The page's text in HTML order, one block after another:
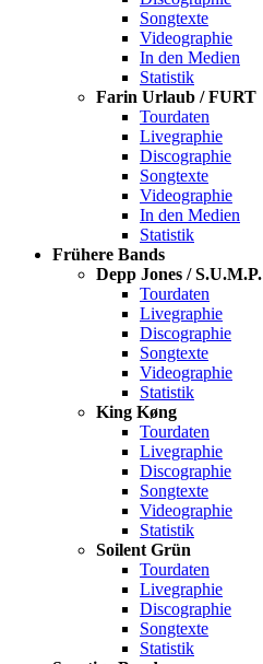
Songtexte
Videographie
In den Medien
Statistik
Farin Urlaub / FURT
Tourdaten
Livegraphie
Discographie
Songtexte
Videographie
In den Medien
Statistik
Frühere Bands
Depp Jones / S.U.M.P.
Tourdaten
Livegraphie
Discographie
Songtexte
Videographie
Statistik
King Køng
Tourdaten
Livegraphie
Discographie
Songtexte
Videographie
Statistik
Soilent Grün
Tourdaten
Livegraphie
Discographie
Songtexte
Statistik